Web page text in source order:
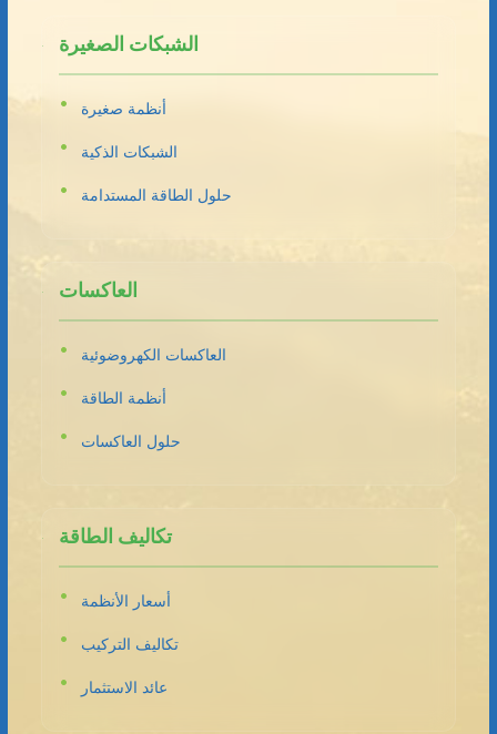
الشبكات الصغيرة
أنظمة صغيرة
الشبكات الذكية
حلول الطاقة المستدامة
العاكسات
العاكسات الكهروضوئية
أنظمة الطاقة
حلول العاكسات
تكاليف الطاقة
أسعار الأنظمة
تكاليف التركيب
عائد الاستثمار